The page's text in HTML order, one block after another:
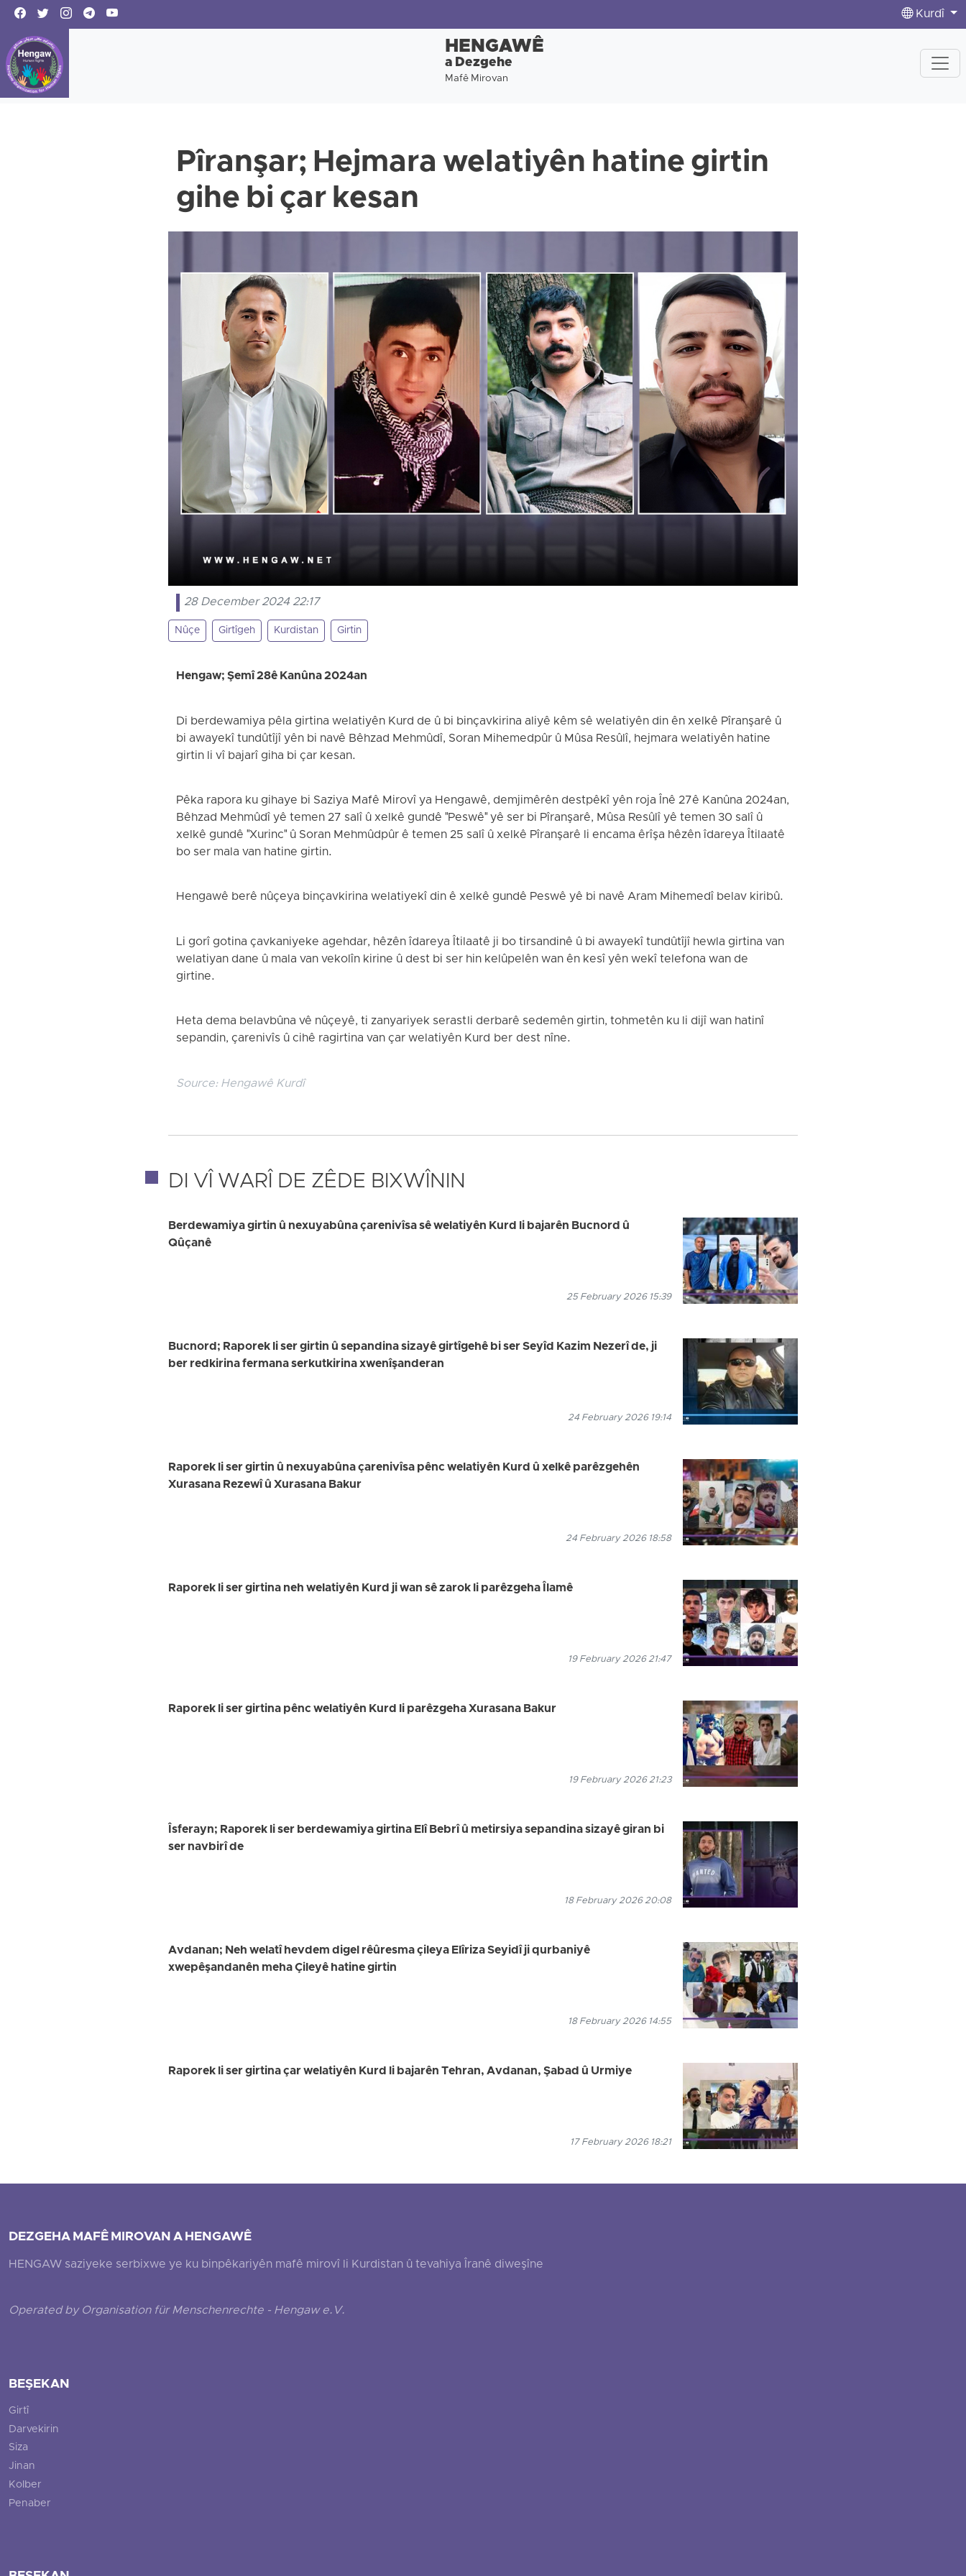
Kurdî
HENGAWÊ
a Dezgehe
Mafê Mirovan
Pîranşar; Hejmara welatiyên hatine girtin
gihe bi çar kesan
28 December 2024 22:17
Nûçe Girtîgeh Kurdistan Girtin
Hengaw; Şemî 28ê Kanûna 2024an
Di berdewamiya pêla girtina welatiyên Kurd de û bi binçavkirina aliyê kêm sê welatiyên din ên xelkê Pîranşarê û
bi awayekî tundûtîjî yên bi navê Bêhzad Mehmûdî, Soran Mihemedpûr û Mûsa Resûlî, hejmara welatiyên hatine
girtin li vî bajarî giha bi çar kesan.
Pêka rapora ku gihaye bi Saziya Mafê Mirovî ya Hengawê, demjimêrên destpêkî yên roja Înê 27ê Kanûna 2024an,
Bêhzad Mehmûdî yê temen 27 salî û xelkê gundê "Peswê" yê ser bi Pîranşarê, Mûsa Resûlî yê temen 30 salî û
xelkê gundê "Xurinc" û Soran Mehmûdpûr ê temen 25 salî û xelkê Pîranşarê li encama êrîşa hêzên îdareya Îtilaatê
bo ser mala van hatine girtin.
Hengawê berê nûçeya binçavkirina welatiyekî din ê xelkê gundê Peswê yê bi navê Aram Mihemedî belav kiribû.
Li gorî gotina çavkaniyeke agehdar, hêzên îdareya Îtilaatê ji bo tirsandinê û bi awayekî tundûtîjî hewla girtina van
welatiyan dane û mala van vekolîn kirine û dest bi ser hin kelûpelên wan ên kesî yên wekî telefona wan de
girtine.
Heta dema belavbûna vê nûçeyê, ti zanyariyek serast li derbarê sedemên girtin, tohmetên ku li dijî wan hatinî
sepandin, çarenivîs û cihê ragirtina van çar welatiyên Kurd ber dest nîne.
Source: Hengawê Kurdî
DI VÎ WARÎ DE ZÊDE BIXWÎNIN
Berdewamiya girtin û nexuyabûna çarenivîsa sê welatiyên Kurd li bajarên Bucnord û
Qûçanê
25 February 2026 15:39
Bucnord; Raporek li ser girtin û sepandina sizayê girtîgehê bi ser Seyîd Kazim Nezerî de, ji
ber redkirina fermana serkutkirina xwenîşanderan
24 February 2026 19:14
Raporek li ser girtin û nexuyabûna çarenivîsa pênc welatiyên Kurd û xelkê parêzgehên
Xurasana Rezewî û Xurasana Bakur
24 February 2026 18:58
Raporek li ser girtina neh welatiyên Kurd ji wan sê zarok li parêzgeha Îlamê
19 February 2026 21:47
Raporek li ser girtina pênc welatiyên Kurd li parêzgeha Xurasana Bakur
19 February 2026 21:23
Îsferayn; Raporek li ser berdewamiya girtina Elî Bebrî û metirsiya sepandina sizayê giran bi
ser navbirî de
18 February 2026 20:08
Avdanan; Neh welatî hevdem digel rêûresma çileya Elîriza Seyidî ji qurbaniyê
xwepêşandanên meha Çileyê hatine girtin
18 February 2026 14:55
Raporek li ser girtina çar welatiyên Kurd li bajarên Tehran, Avdanan, Şabad û Urmiye
17 February 2026 18:21
DEZGEHA MAFÊ MIROVAN A HENGAWÊ
HENGAW saziyeke serbixwe ye ku binpêkariyên mafê mirovî li Kurdistan û tevahiya Îranê diweşîne
Operated by Organisation für Menschenrechte - Hengaw e.V.
BEŞEKAN
Girtî
Darvekirin
Siza
Jinan
Kolber
Penaber